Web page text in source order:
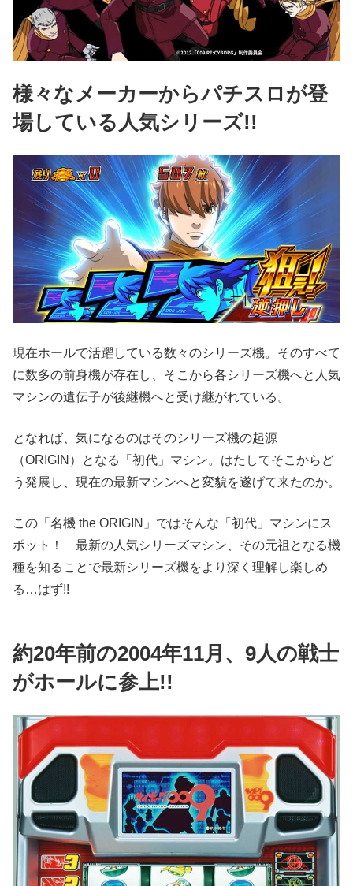
様々なメーカーからパチスロが登
場している人気シリーズ!!
現在ホールで活躍している数々のシリーズ機。そのすべて
に数多の前身機が存在し、そこから各シリーズ機へと人気
マシンの遺伝子が後継機へと受け継がれている。
となれば、気になるのはそのシリーズ機の起源
（ORIGIN）となる「初代」マシン。はたしてそこからど
う発展し、現在の最新マシンへと変貌を遂げて来たのか。
この「名機 the ORIGIN」ではそんな「初代」マシンにス
ポット！ 最新の人気シリーズマシン、その元祖となる機
種を知ることで最新シリーズ機をより深く理解し楽しめ
る…はず!!
約20年前の2004年11月、9人の戦士
がホールに参上!!